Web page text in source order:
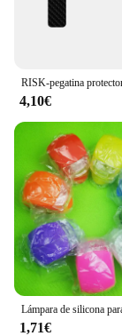
4,10€
1,71€